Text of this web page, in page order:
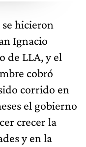
hicieron
Ignacio
de LLA, y el
cobró
corrido en
el gobierno
crecer la
y en la